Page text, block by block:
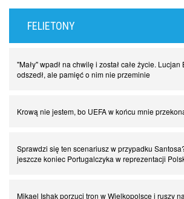
FELIETONY
"Mały" wpadł na chwilę i został całe życie. Lucjan
odszedł, ale pamięć o nim nie przeminie
Krową nie jestem, bo UEFA w końcu mnie
Sprawdzi się ten scenariusz w przypadku
jeszcze koniec Portugalczyka w reprezentacji
Mikael Ishak porzuci tron w Wielkopolsce i ruszy